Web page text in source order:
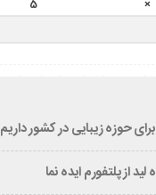
حوزه زیبایی در کشور داریم
از پلتفورم ایده نما